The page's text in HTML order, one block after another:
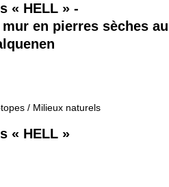
« HELL » -
en pierres sèches au
/ Milieux naturels
« HELL »